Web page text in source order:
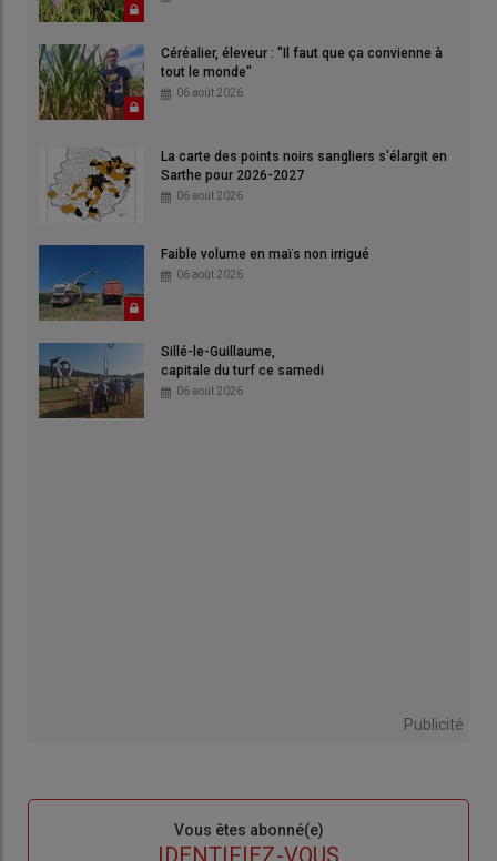
Céréalier, éleveur : "Il faut que ça convienne à
tout le monde"
06 août 2026
La carte des points noirs sangliers s'élargit en
Sarthe pour 2026-2027
06 août 2026
Faible volume en maïs non irrigué
06 août 2026
Sillé-le-Guillaume,
capitale du turf ce samedi
06 août 2026
Publicité
Vous êtes abonné(e)
IDENTIFIEZ-VOUS